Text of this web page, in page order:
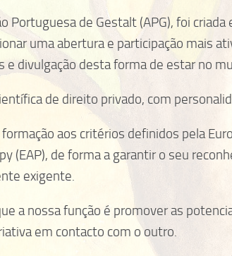
Portuguesa de Gestalt (APG), foi
uma abertura e participação mais
e divulgação desta forma de estar no
de direito privado, com
aos critérios definidos pela
(EAP), de forma a garantir o seu
exigente.
a nossa função é promover as
em contacto com o outro.